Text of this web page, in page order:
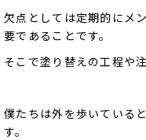
欠点としては定期的にメ
要であることです。
そこで塗り替えの工程や
僕たちは外を歩いている
す。